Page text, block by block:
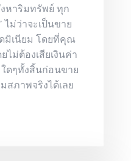
หาริมทรัพย์ ทุก
ไม่ว่าจะเป็นขาย
มิเนียม โดยที่คุณ
ไม่ต้องเสียเงินค่า
ดๆทั้งสิ้นก่อนขาย
สภาพจริงได้เลย